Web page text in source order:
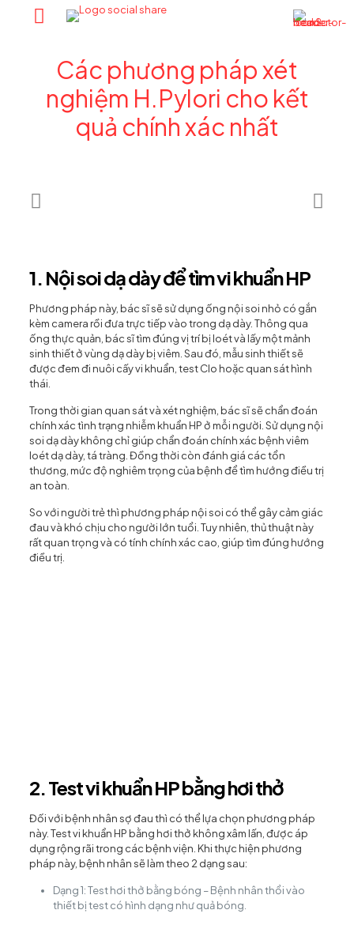
Các phương pháp xét
nghiệm H.Pylori cho kết
quả chính xác nhất
1. Nội soi dạ dày để tìm vi khuẩn HP
Phương pháp này, bác sĩ sẽ sử dụng ống nội soi nhỏ có gắn
kèm camera rồi đưa trực tiếp vào trong dạ dày. Thông qua
ống thực quản, bác sĩ tìm đúng vị trí bị loét và lấy một mảnh
sinh thiết ở vùng dạ dày bị viêm. Sau đó, mẫu sinh thiết sẽ
được đem đi nuôi cấy vi khuẩn, test Clo hoặc quan sát hình
thái.
Trong thời gian quan sát và xét nghiệm, bác sĩ sẽ chẩn đoán
chính xác tình trạng nhiễm khuẩn HP ở mỗi người. Sử dụng nội
soi dạ dày không chỉ giúp chẩn đoán chính xác bệnh viêm
loét dạ dày, tá tràng. Đồng thời còn đánh giá các tổn
thương, mức độ nghiêm trọng của bệnh để tìm hướng điều trị
an toàn.
So với người trẻ thì phương pháp nội soi có thể gây cảm giác
đau và khó chịu cho người lớn tuổi. Tuy nhiên, thủ thuật này
rất quan trọng và có tính chính xác cao, giúp tìm đúng hướng
điều trị.
2. Test vi khuẩn HP bằng hơi thở
Đối với bệnh nhân sợ đau thì có thể lựa chọn phương pháp
này. Test vi khuẩn HP bằng hơi thở không xâm lấn, được áp
dụng rộng rãi trong các bệnh viện. Khi thực hiện phương
pháp này, bệnh nhân sẽ làm theo 2 dạng sau:
Dạng 1: Test hơi thở bằng bóng – Bệnh nhân thổi vào
thiết bị test có hình dạng như quả bóng.